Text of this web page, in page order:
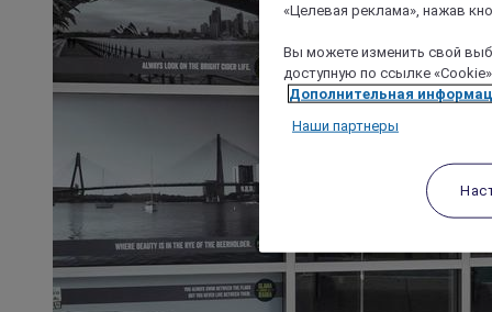
«Целевая реклама», нажав
Вы можете изменить свой
доступную по ссылке
Дополнительная
Наши партнеры